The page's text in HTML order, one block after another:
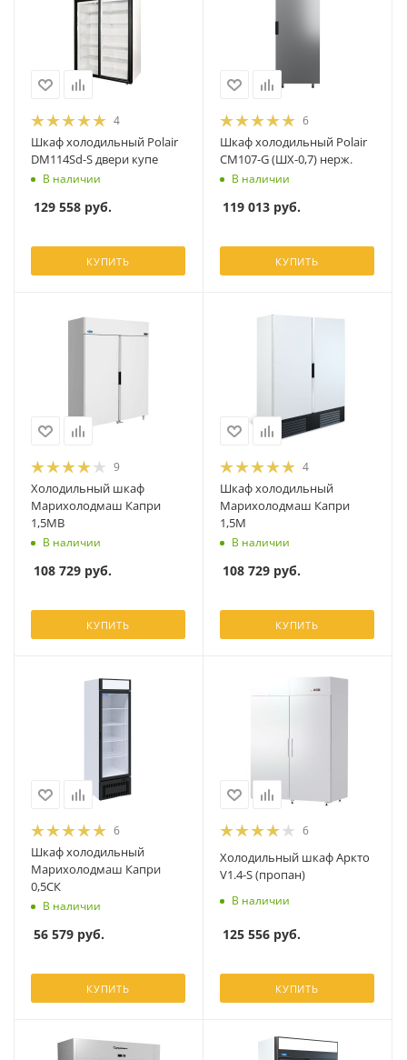
4
Шкаф холодильный Polair
DM114Sd-S двери купе
В наличии
129 558 руб.
КУПИТЬ
6
Шкаф холодильный Polair
CM107-G (ШХ-0,7) нерж.
В наличии
119 013 руб.
КУПИТЬ
9
Холодильный шкаф
Марихолодмаш Капри
1,5МВ
В наличии
108 729 руб.
КУПИТЬ
4
Шкаф холодильный
Марихолодмаш Капри
1,5М
В наличии
108 729 руб.
КУПИТЬ
6
Шкаф холодильный
Марихолодмаш Капри
0,5СК
В наличии
56 579 руб.
КУПИТЬ
6
Холодильный шкаф Аркто
V1.4-S (пропан)
В наличии
125 556 руб.
КУПИТЬ